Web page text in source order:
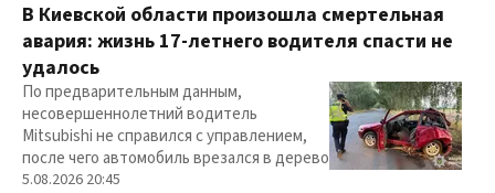
В Киевской области произошла смертельная
авария: жизнь 17-летнего водителя спасти не
удалось
По предварительным данным,
несовершеннолетний водитель
Mitsubishi не справился с управлением,
после чего автомобиль врезался в дерево
5.08.2026 20:45